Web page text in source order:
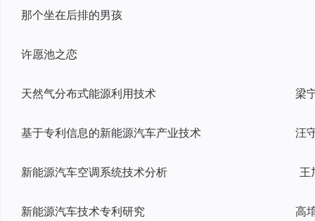
那个坐在后排的男孩
许愿池之恋
天然气分布式能源利用技术
基于专利信息的新能源汽车产业技术
新能源汽车空调系统技术分析 王
新能源汽车技术专利研究